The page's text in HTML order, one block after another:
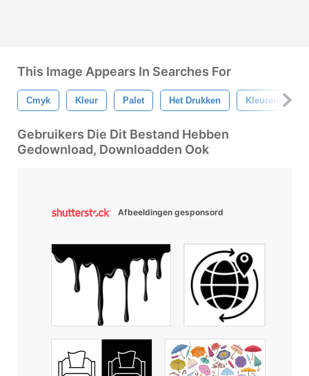
This Image Appears In Searches For
Cmyk Kleur Palet Het Drukken Kleurendruk
Gebruikers Die Dit Bestand Hebben
Gedownload, Downloadden Ook
Afbeeldingen gesponsord